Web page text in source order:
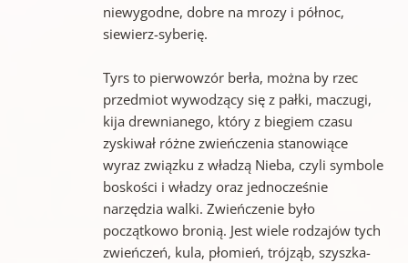
niewygodne, dobre na mrozy i północ,
siewierz-syberię.
Tyrs to pierwowzór berła, można by rzec
przedmiot wywodzący się z pałki, maczugi,
kija drewnianego, który z biegiem czasu
zyskiwał różne zwieńczenia stanowiące
wyraz związku z władzą Nieba, czyli symbole
boskości i władzy oraz jednocześnie
narzędzia walki. Zwieńczenie było
początkowo bronią. Jest wiele rodzajów tych
zwieńczeń, kula, płomień, trójząb, szyszka-